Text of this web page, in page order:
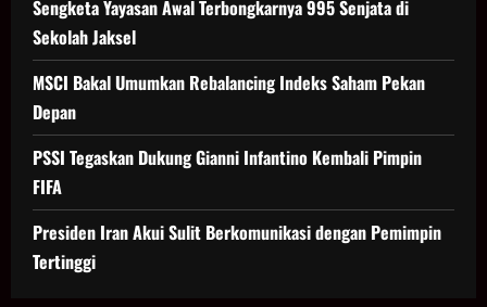
Sengketa Yayasan Awal Terbongkarnya 995 Senjata di
Sekolah Jaksel
MSCI Bakal Umumkan Rebalancing Indeks Saham Pekan
Depan
PSSI Tegaskan Dukung Gianni Infantino Kembali Pimpin
FIFA
Presiden Iran Akui Sulit Berkomunikasi dengan Pemimpin
Tertinggi